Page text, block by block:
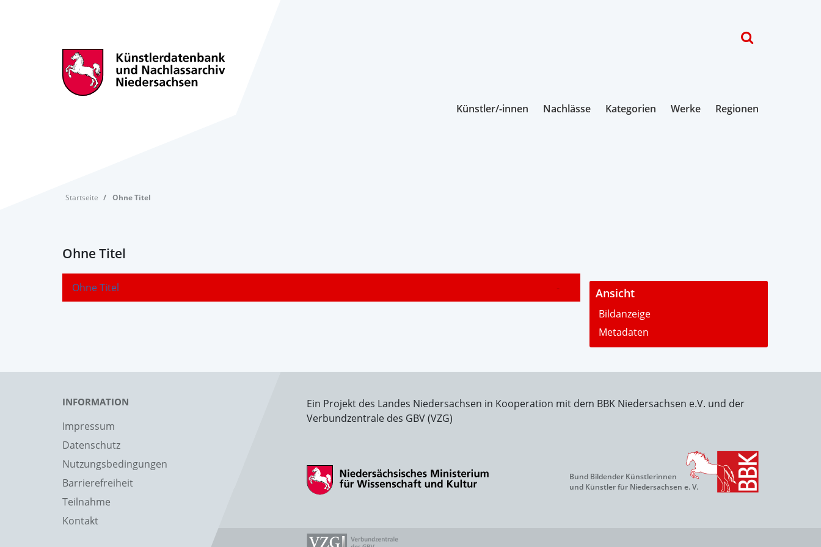
Künstler/-innen Nachlässe Kategorien Werke Regionen
Startseite Ohne Titel
Ohne Titel
Ohne Titel - Ansicht
Bildanzeige
Metadaten
INFORMATION
Impressum
Datenschutz
Nutzungsbedingungen
Barrierefreiheit
Teilnahme
Kontakt
Ein Projekt des Landes Niedersachsen in Kooperation mit dem BBK Niedersachsen e.V. und der
Verbundzentrale des GBV (VZG)
Bund Bildender Künstlerinnen
und Künstler für Niedersachsen e. V.